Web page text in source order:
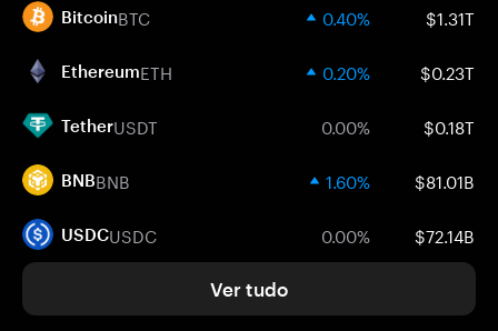
BitcoinBTC 0.40% $1.31T
EthereumETH 0.20% $0.23T
TetherUSDT 0.00% $0.18T
BNBBNB 1.60% $81.01B
USDCUSDC 0.00% $72.14B
Ver tudo